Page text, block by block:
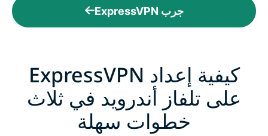
جرب ExpressVPN
كيفية إعداد ExpressVPN
على تلفاز أندرويد في ثلاث
خطوات سهلة